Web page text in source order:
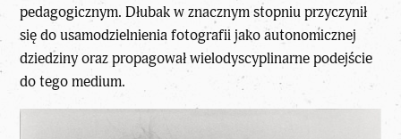
pedagogicznym. Dłubak w znacznym stopniu przyczynił
się do usamodzielnienia fotografii jako autonomicznej
dziedziny oraz propagował wielodyscyplinarne podejście
do tego medium.